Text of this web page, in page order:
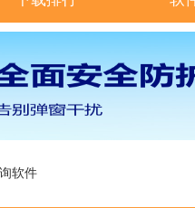
软件